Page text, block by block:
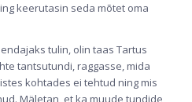
keerutasin seda mõtet oma
tulin, olin taas Tartus
tantsutundi, raggasse, mida
kohtades ei tehtud ning mis